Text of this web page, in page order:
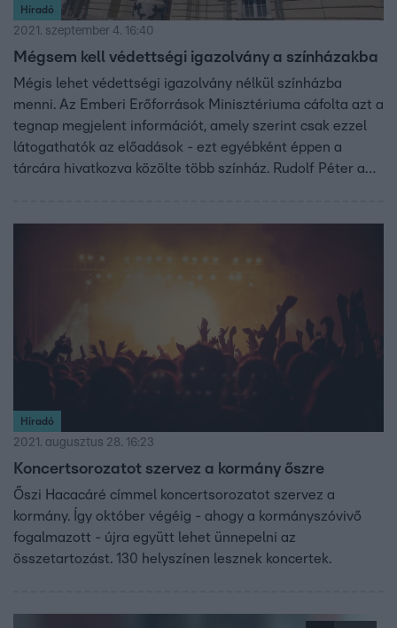
Híradó
2021. szeptember 4. 16:40
Mégsem kell védettségi igazolvány a színházakba
Mégis lehet védettségi igazolvány nélkül színházba
menni. Az Emberi Erőforrások Minisztériuma cáfolta azt a
tegnap megjelent információt, amely szerint csak ezzel
látogathatók az előadások - ezt egyébként éppen a
tárcára hivatkozva közölte több színház. Rudolf Péter a
Híradó
2021. augusztus 28. 16:23
Koncertsorozatot szervez a kormány őszre
Őszi Hacacáré címmel koncertsorozatot szervez a
kormány. Így október végéig - ahogy a kormányszóvivő
fogalmazott - újra együtt lehet ünnepelni az
összetartozást. 130 helyszínen lesznek koncertek.